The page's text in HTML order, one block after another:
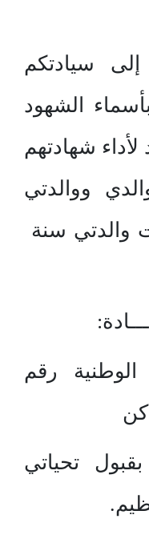
سيادتكم
الشهود
شهادتهم
ووالدتي
والدتي سنة
الوطنية رقم
تحياتي